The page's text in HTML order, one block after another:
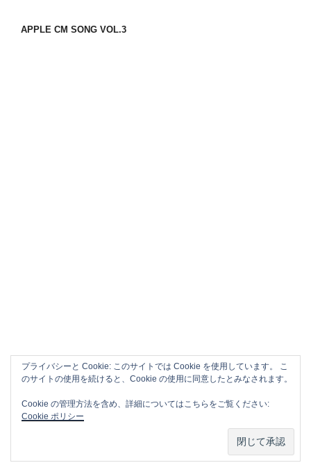
APPLE CM SONG VOL.3
APPLE CM SONG VOL.2
プライバシーと Cookie: このサイトでは Cookie を使用しています。 こ
のサイトの使用を続けると、Cookie の使用に同意したとみなされます。
Cookie の管理方法を含め、詳細についてはこちらをご覧ください:
Cookie ポリシー